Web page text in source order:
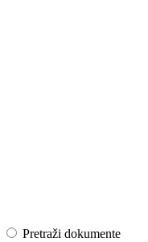
Pretraži dokumente